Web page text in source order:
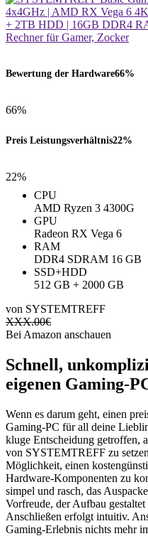
Bewertung der Hardware66%
66%
Preis Leistungsverhältnis22%
22%
CPU
AMD Ryzen 3 4300G
GPU
Radeon RX Vega 6
RAM
‎DDR4 SDRAM ‎16 GB
SSD+HDD
512 GB + 2000 GB
von SYSTEMTREFF
XXX.00€
Bei Amazon anschauen
Schnell,
eigenen Gaming-
Wenn es darum geht, einen
Gaming-PC für all deine
kluge Entscheidung getroffen,
von SYSTEMTREFF zu
Möglichkeit, einen
Hardware-Komponenten zu
simpel und rasch, das
Vorfreude, der Aufbau
Anschließen erfolgt intuitiv.
Gaming-Erlebnis nichts mehr